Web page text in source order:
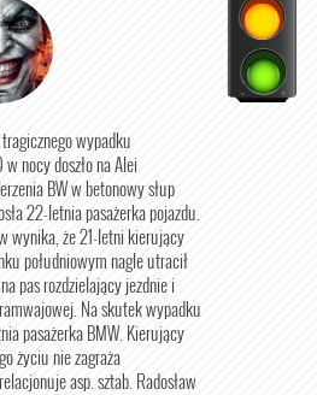
wypadku
nocy doszło na Alei
BW w betonowy słup
22-letnia pasażerka pojazdu.
wynika, że 21-letni kierujący
południowym nagle utracił
pas rozdzielający jezdnie i
Na skutek wypadku
pasażerka BMW. Kierujący
życiu nie zagraża
asp. sztab. Radosław